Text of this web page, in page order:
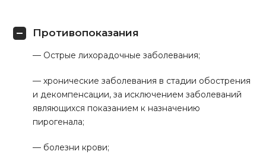
Противопоказания
— Острые лихорадочные заболевания;
— хронические заболевания в стадии обострения
и декомпенсации, за исключением заболеваний
являющихся показанием к назначению
пирогенала;
— болезни крови;